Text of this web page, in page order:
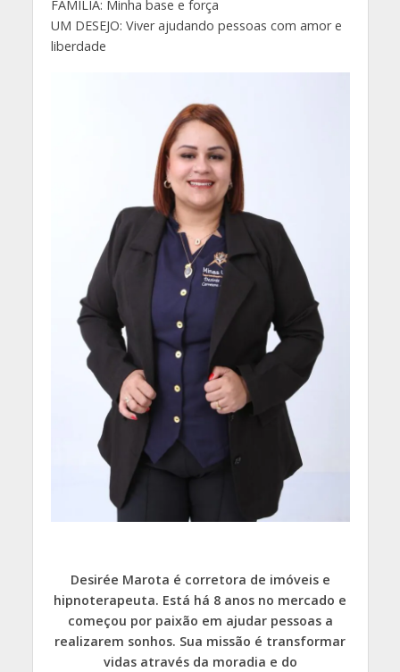
FAMÍLIA: Minha base e força
UM DESEJO: Viver ajudando pessoas com amor e
liberdade
Desirée Marota é corretora de imóveis e
hipnoterapeuta. Está há 8 anos no mercado e
começou por paixão em ajudar pessoas a
realizarem sonhos. Sua missão é transformar
vidas através da moradia e do